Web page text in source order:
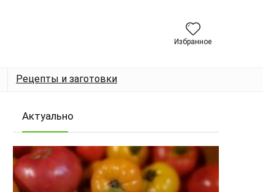
Избранное
Рецепты и заготовки
Актуально